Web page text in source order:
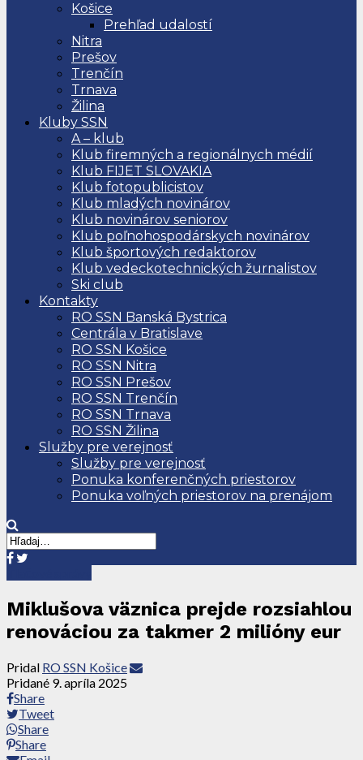
Košice
Prehľad udalostí
Nitra
Prešov
Trenčín
Trnava
Žilina
Kluby SSN
A – klub
Klub firemných a regionálnych médií
Klub FIJET SLOVAKIA
Klub fotopublicistov
Klub mladých novinárov
Klub novinárov seniorov
Klub poľnohospodárskych novinárov
Klub športových redaktorov
Klub vedeckotechnických žurnalistov
Ski club
Kontakty
RO SSN Banská Bystrica
Centrála v Bratislave
RO SSN Košice
RO SSN Nitra
RO SSN Prešov
RO SSN Trenčín
RO SSN Trnava
RO SSN Žilina
Služby pre verejnosť
Služby pre verejnosť
Ponuka konferenčných priestorov
Ponuka voľných priestorov na prenájom
Miklušova väznica prejde rozsiahlou
renováciou za takmer 2 milióny eur
Pridal RO SSN Košice
Pridané 9. apríla 2025
Share
Tweet
Share
Share